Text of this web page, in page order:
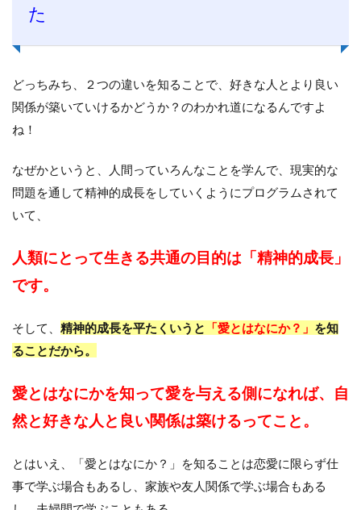
た
どっちみち、２つの違いを知ることで、好きな人とより良い
関係が築いていけるかどうか？のわかれ道になるんですよ
ね！
なぜかというと、人間っていろんなことを学んで、現実的な
問題を通して精神的成長をしていくようにプログラムされて
いて、
人類にとって生きる共通の目的は「精神的成長」
です。
そして、 精神的成長を平たくいうと 「愛とはなにか？」 を知
ることだから。
愛とはなにかを知って愛を与える側になれば、自
然と好きな人と良い関係は築けるってこと。
とはいえ、「愛とはなにか？」を知ることは恋愛に限らず仕
事で学ぶ場合もあるし、家族や友人関係で学ぶ場合もある